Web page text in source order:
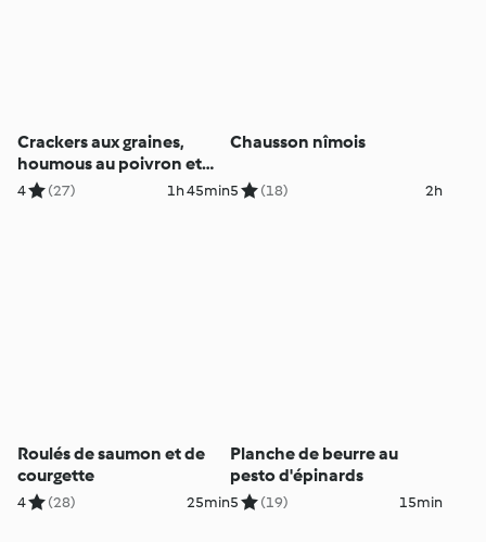
Crackers aux graines,
houmous au poivron et
mousses au chocolat
4 (27) 1h 45min
Chausson nîmois
5 (18) 2h
Roulés de saumon et de
courgette
4 (28) 25min
Planche de beurre au
pesto d'épinards
5 (19) 15min